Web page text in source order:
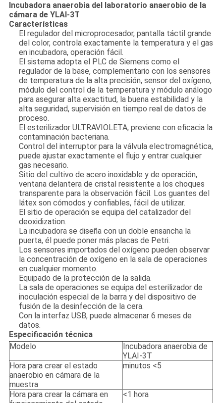
Incubadora anaerobia del laboratorio anaerobio de la
cámara de YLAI-3T
Características
El regulador del microprocesador, pantalla táctil grande
del color, controla exactamente la temperatura y el gas
en incubadora, operación fácil.
El sistema adopta el PLC de Siemens como el
regulador de la base, complementario con los sensores
de temperatura de la alta precisión, sensor del oxígeno,
módulo del control de la temperatura y módulo análogo
para asegurar alta exactitud, la buena estabilidad y la
alta seguridad, supervisión en tiempo real de datos de
proceso.
El esterilizador ULTRAVIOLETA, previene con eficacia la
contaminación bacteriana.
Control del interruptor para la válvula electromagnética,
puede ajustar exactamente el flujo y entrar cualquier
gas necesario.
Sitio del cultivo de acero inoxidable y de operación,
ventana delantera de cristal resistente a los choques
transparente para la observación fácil. Los guantes del
látex son cómodos y confiables, fácil de utilizar.
El sitio de operación se equipa del catalizador del
deoxidization.
La incubadora se diseña con un doble ensancha la
puerta, él puede poner más placas de Petri.
Los sensores importados del oxígeno pueden observar
la concentración de oxígeno en la sala de operaciones
en cualquier momento.
Equipado de la protección de la salida.
La sala de operaciones se equipa del esterilizador de
inoculación especial de la barra y del dispositivo de
fusión de la desinfección de la cera.
Con la interfaz USB, puede almacenar 6 meses de
datos.
Especificación técnica
Modelo
Incubadora anaerobia de
YLAI-3T
Hora para crear el estado
anaerobio en cámara de la
muestra
minutos <5
Hora para crear la cámara en
<1 hora